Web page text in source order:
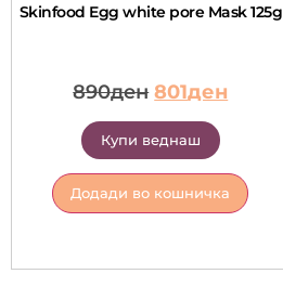
Skinfood Egg white pore Mask 125g
890ден 801ден
Купи веднаш
Додади во кошничка